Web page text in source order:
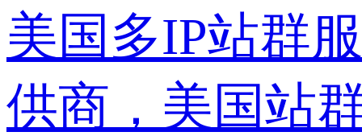
美国多IP站群
供商，美国站